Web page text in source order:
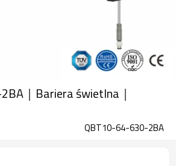
｜Bariera świetlna｜
QBT10-64-630-2BA